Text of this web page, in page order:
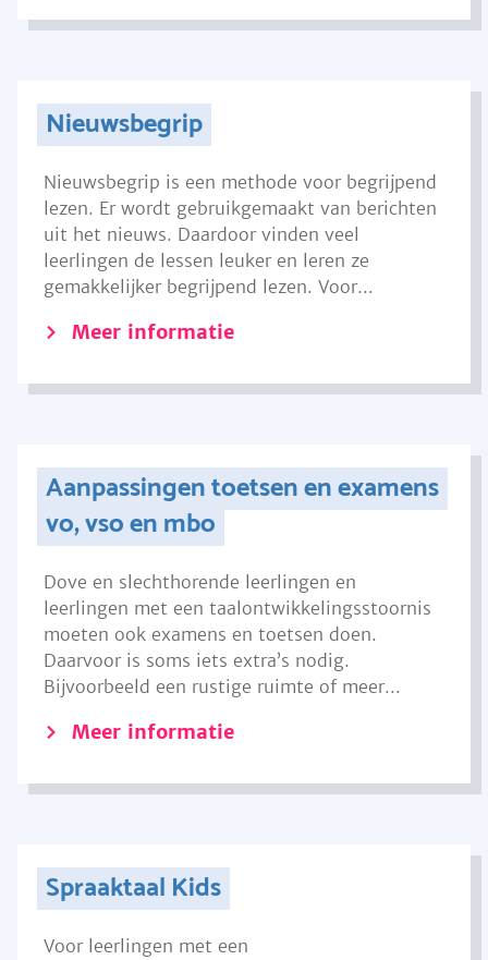
Nieuwsbegrip
Nieuwsbegrip is een methode voor begrijpend
lezen. Er wordt gebruikgemaakt van berichten
uit het nieuws. Daardoor vinden veel
leerlingen de lessen leuker en leren ze
gemakkelijker begrijpend lezen. Voor...
Meer informatie
Aanpassingen toetsen en examens
vo, vso en mbo
Dove en slechthorende leerlingen en
leerlingen met een taalontwikkelingsstoornis
moeten ook examens en toetsen doen.
Daarvoor is soms iets extra’s nodig.
Bijvoorbeeld een rustige ruimte of meer...
Meer informatie
Spraaktaal Kids
Voor leerlingen met een